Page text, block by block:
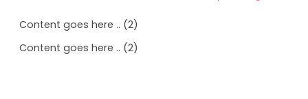
Content goes here .. (2)
Content goes here .. (2)